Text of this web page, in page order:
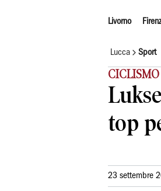
Livorno
Lucca Sport
CICLISMO
top
23 settembre